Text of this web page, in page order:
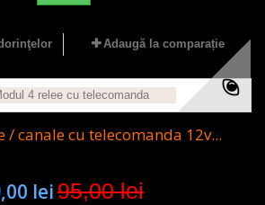
Adaugă la comparație
/ canale cu telecomanda 12v...
lei95,00 lei